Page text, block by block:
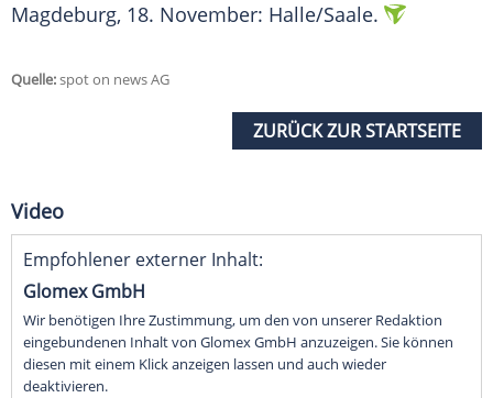
Magdeburg, 18. November: Halle/Saale.
Quelle:spot on news AG
ZURÜCK ZUR STARTSEITE
Video
Empfohlener externer Inhalt:
Glomex GmbH
Wir benötigen Ihre Zustimmung, um den von unserer Redaktion
eingebundenen Inhalt von Glomex GmbH anzuzeigen. Sie können
diesen mit einem Klick anzeigen lassen und auch wieder
deaktivieren.